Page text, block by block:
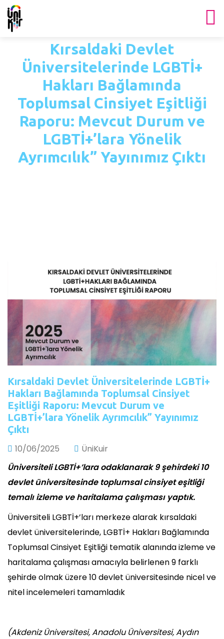
Kırsaldaki Devlet
Üniversitelerinde LGBTİ+
Hakları Bağlamında
Toplumsal Cinsiyet Eşitliği
Raporu: Mevcut Durum ve
LGBTİ+’lara Yönelik
Ayrımcılık” Yayınımız Çıktı
Kırsaldaki Devlet Üniversitelerinde LGBTİ+
Hakları Bağlamında Toplumsal Cinsiyet
Eşitliği Raporu: Mevcut Durum ve
LGBTİ+’lara Yönelik Ayrımcılık” Yayınımız
Çıktı
10/06/2025
ÜniKuir
Üniversiteli LGBTİ+’lara odaklanarak 9 şehirdeki 10
devlet üniversitesinde toplumsal cinsiyet eşitliği
temalı izleme ve haritalama çalışması yaptık.
Üniversiteli LGBTİ+’ları merkeze alarak kırsaldaki
devlet üniversitelerinde, LGBTİ+ Hakları Bağlamında
Toplumsal Cinsiyet Eşitliği tematik alanında izleme ve
haritalama çalışması amacıyla belirlenen 9 farklı
şehirde olmak üzere 10 devlet üniversitesinde nicel ve
nitel incelemeleri tamamladık
(Akdeniz Üniversitesi, Anadolu Üniversitesi, Aydın